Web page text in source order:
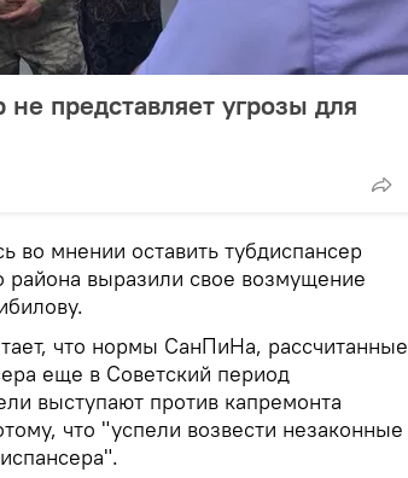
представляет угрозы для
во мнении оставить тубдиспансер
района выразили свое возмущение
что нормы СанПиНа, рассчитанные
еще в Советский период
выступают против капремонта
что "успели возвести незаконные